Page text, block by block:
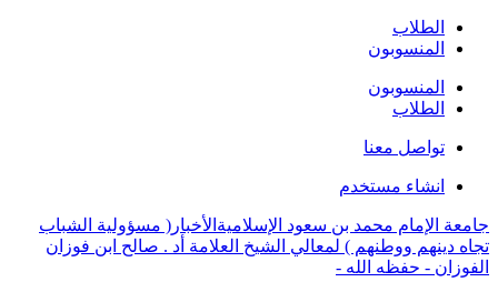
الطلاب
المنسوبون
المنسوبون
الطلاب
تواصل معنا
انشاء مستخدم
جامعة الإمام محمد بن سعود الإسلامية الأخبار ( مسؤولية الشباب
تجاه دينهم ووطنهم ) لمعالي الشيخ العلامة أد . صالح ابن فوزان
الفوزان - حفظه الله -